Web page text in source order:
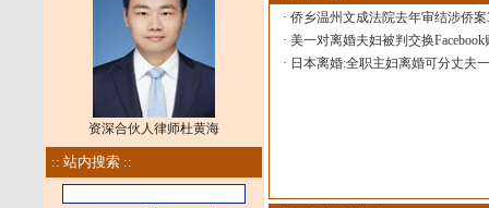
资深合伙人律师杜黄海
:: 站内搜索 ::
· 侨乡温州文成法院去年审结涉侨
· 美一对离婚夫妇被判交换
· 日本离婚:全职主妇离婚可分丈夫